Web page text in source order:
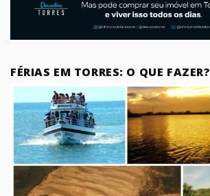
FÉRIAS EM TORRES: O QUE FAZER?